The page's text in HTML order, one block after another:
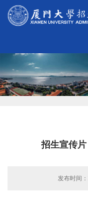
招生宣传
发布时间